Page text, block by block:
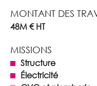
MONTANT DES
48M € HT
MISSIONS
Structure
Électricité